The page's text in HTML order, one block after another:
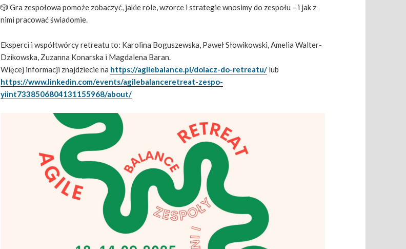
🎲 Gra zespołowa pomoże zobaczyć, jakie role, wzorce i strategie wnosimy do zespołu – i jak z
nimi pracować świadomie.
Eksperci i współtwórcy retreatu to: Karolina Boguszewska, Paweł Słowikowski, Amelia Walter-
Dzikowska, Zuzanna Konarska i Magdalena Baran.
Więcej informacji znajdziecie na https://agilebalance.pl/dolacz-do-retreatu/ lub
https://www.linkedin.com/events/agilebalanceretreat-zespo-
yiint7338506804131155968/about/